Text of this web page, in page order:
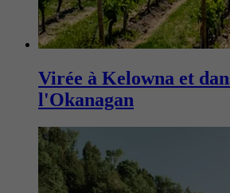
Virée à Kelowna et
l'Okanagan